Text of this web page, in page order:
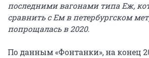
последними вагонами типа Еж,
сравнить с Ем в петербургском
попрощалась в 2020.
По данным «Фонтанки», на конец